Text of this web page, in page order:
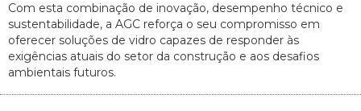
Com esta combinação de inovação, desempenho técnico e
sustentabilidade, a AGC reforça o seu compromisso em
oferecer soluções de vidro capazes de responder às
exigências atuais do setor da construção e aos desafios
ambientais futuros.